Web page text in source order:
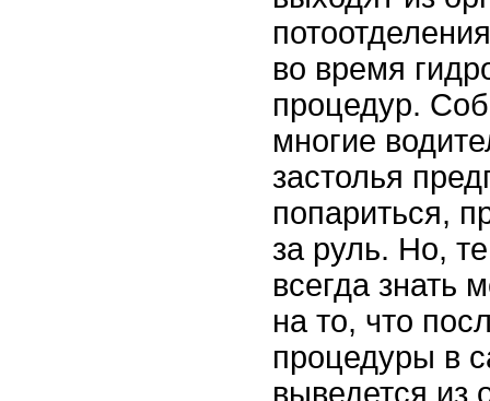
во время
процедур.
многие
застолья
попариться,
за руль. Но,
всегда знать
на то, что
процедуры в
выведется из